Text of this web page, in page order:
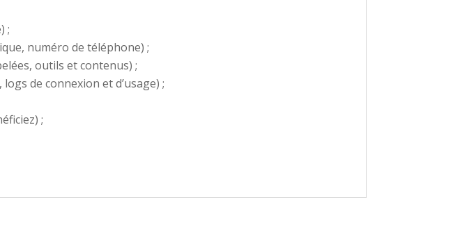
;
numéro de téléphone) ;
outils et contenus) ;
de connexion et d’usage) ;
;